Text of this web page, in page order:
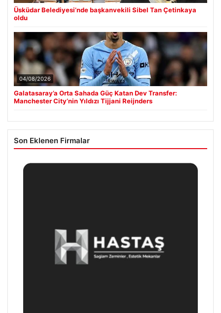
Üsküdar Belediyesi’nde başkanvekili Sibel Tan Çetinkaya
oldu
04/08/2026
Galatasaray’a Orta Sahada Güç Katan Dev Transfer:
Manchester City’nin Yıldızı Tijjani Reijnders
Son Eklenen Firmalar